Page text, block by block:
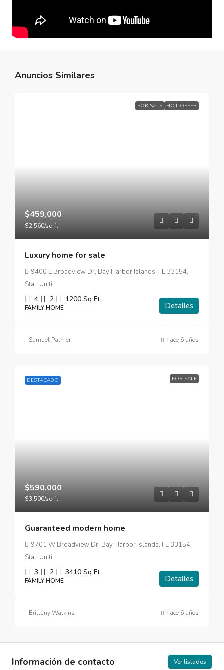
Anuncios Similares
FOR SALE HOT OFFER
$459,000
$2,560/sq ft
Luxury home for sale
9400 E Broadview Dr, Bay Harbor Islands, FL 33154,
Stati Uniti
4 2 1200 Sq Ft
FAMILY HOME Detalles
Samuel Palmer hace 6 años
DESTACADO FOR SALE
$590,000
$3,500/sq ft
Guaranteed modern home
9701 W Broadview Dr, Bay Harbor Islands, FL 33154,
Stati Uniti
3 2 3410 Sq Ft
FAMILY HOME Detalles
Brittany Watkins hace 6 años
Información de contacto Ver listados